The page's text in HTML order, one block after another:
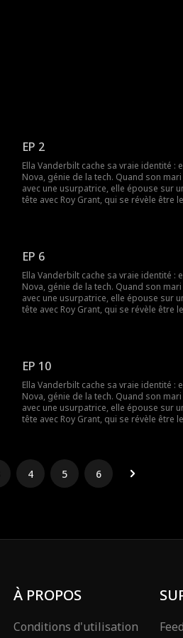
EP 2
Ella Vanderbilt cache sa vraie identité :
Nova, génie de la tech. Quand son
avec une usurpatrice, elle épouse sur
tête avec Roy Grant, qui se révèle être
EP 6
Ella Vanderbilt cache sa vraie identité :
Nova, génie de la tech. Quand son
avec une usurpatrice, elle épouse sur
tête avec Roy Grant, qui se révèle être
EP 10
Ella Vanderbilt cache sa vraie identité :
Nova, génie de la tech. Quand son
avec une usurpatrice, elle épouse sur
tête avec Roy Grant, qui se révèle être
4 5 6
À PROPOS
Conditions d'utilisation